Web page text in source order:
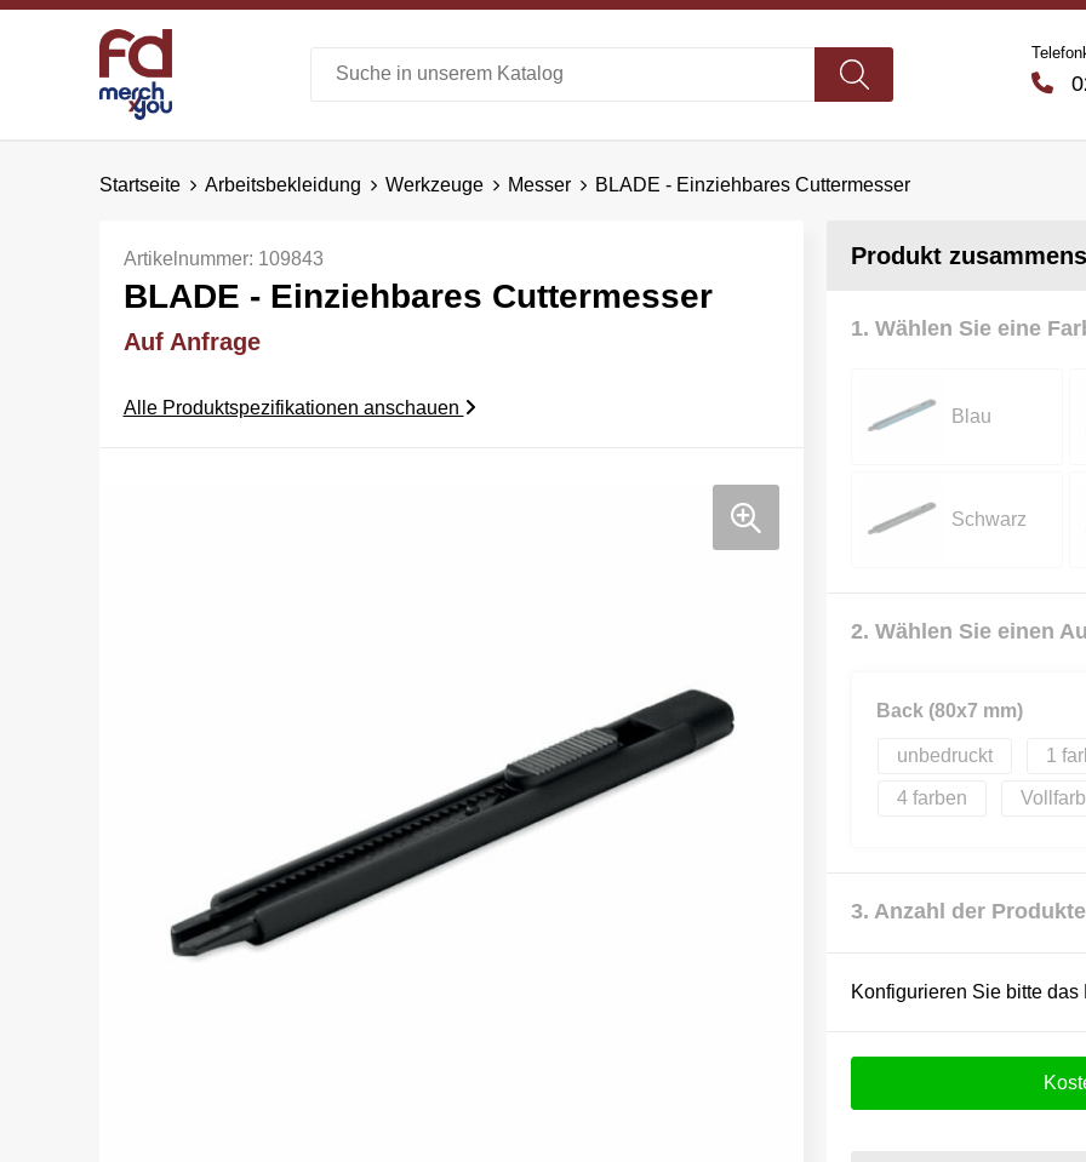
Startseite Arbeitsbekleidung Werkzeuge Messer BLADE - Einziehbares Cuttermesser
Artikelnummer: 109843
BLADE - Einziehbares Cuttermesser
Auf Anfrage
Alle Produktspezifikationen anschauen
Produkt
1. Wählen Sie eine
Blau
Schwarz
2. Wählen Sie einen
Back (80x7 mm)
unbedruckt 1
4
3. Anzahl der Produkte
Konfigurieren Sie bitte